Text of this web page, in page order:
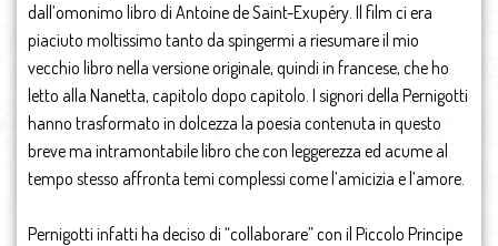
dall’omonimo libro di Antoine de Saint-Exupéry. Il film ci era
piaciuto moltissimo tanto da spingermi a riesumare il mio
vecchio libro nella versione originale, quindi in francese, che ho
letto alla Nanetta, capitolo dopo capitolo. I signori della Pernigotti
hanno trasformato in dolcezza la poesia contenuta in questo
breve ma intramontabile libro che con leggerezza ed acume al
tempo stesso affronta temi complessi come l’amicizia e l’amore.
Pernigotti infatti ha deciso di “collaborare” con il Piccolo Principe